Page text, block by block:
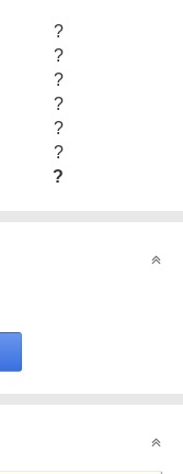
?
?
?
?
?
?
?